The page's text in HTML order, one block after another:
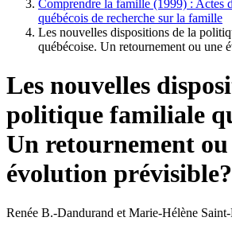
Comprendre la famille (1999) : Actes
québécois de recherche sur la famille
Les nouvelles dispositions de la
québécoise. Un retournement ou une
Les nouvelles
politique familiale
Un retournement
évolution prévisible?
Renée B.-Dandurand et Marie-Hélène